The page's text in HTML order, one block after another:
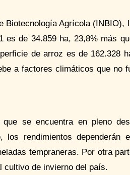
Biotecnología Agrícola (INBIO),
es de 34.859 ha, 23,8% más
de arroz es de 162.328
a factores climáticos que no
se encuentra en pleno
los rendimientos dependerán
tempraneras. Por otra
cultivo de invierno del país.